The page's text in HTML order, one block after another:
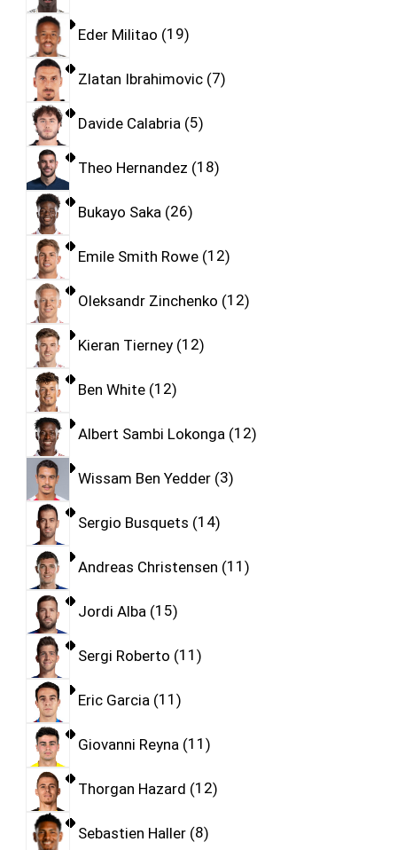
Eder Militao 19
Zlatan Ibrahimovic 7
Davide Calabria 5
Theo Hernandez 18
Bukayo Saka 26
Emile Smith Rowe 12
Oleksandr Zinchenko 12
Kieran Tierney 12
Ben White 12
Albert Sambi Lokonga 12
Wissam Ben Yedder 3
Sergio Busquets 14
Andreas Christensen 11
Jordi Alba 15
Sergi Roberto 11
Eric Garcia 11
Giovanni Reyna 11
Thorgan Hazard 12
Sebastien Haller 8